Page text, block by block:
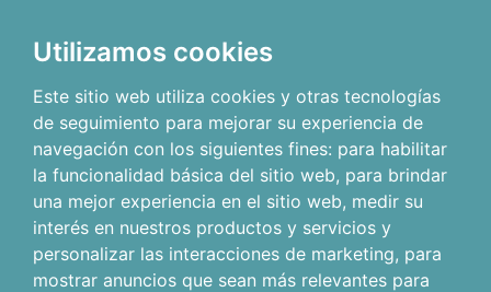
Utilizamos cookies
Este sitio web utiliza cookies y otras tecnologías
de seguimiento para mejorar su experiencia de
navegación con los siguientes fines: para habilitar
la funcionalidad básica del sitio web, para brindar
una mejor experiencia en el sitio web, medir su
interés en nuestros productos y servicios y
personalizar las interacciones de marketing, para
mostrar anuncios que sean más relevantes para